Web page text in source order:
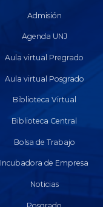
Admisión
Agenda UNJ
Aula virtual Pregrado
Aula virtual Posgrado
Biblioteca Virtual
Biblioteca Central
Bolsa de Trabajo
Incubadora de Empresa
Noticias